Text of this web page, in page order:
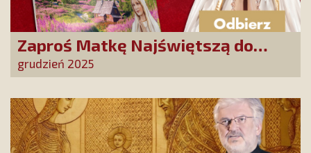
Zaproś Matkę Najświętszą do
swojego domu! Odbierz kalendarz
„365 dni z Maryją”
grudzień 2025